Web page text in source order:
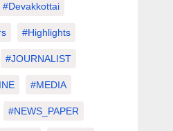
#devakkottai
#highlights
#JOURNALIST
#MEDIA
#NEWS_PAPER